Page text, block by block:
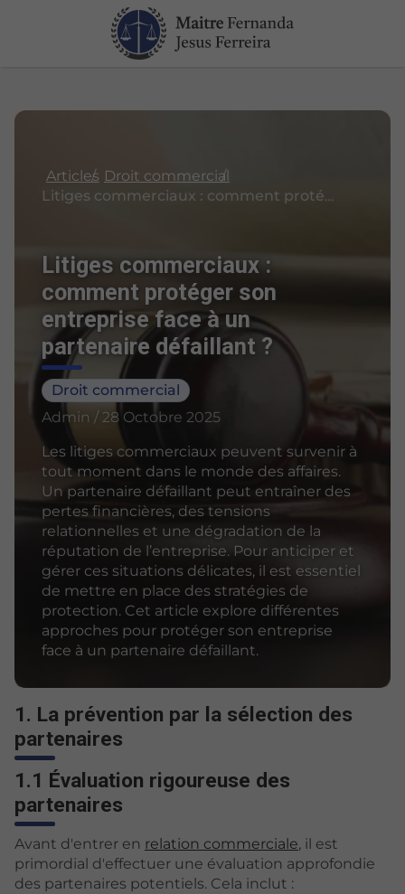
Articles Droit commercial
Litiges commerciaux : comment protéger son entreprise face à un partenaire défaillant ?
Litiges commerciaux :
comment protéger son
entreprise face à un
partenaire défaillant ?
Droit commercial
Admin / 28 Octobre 2025
Les litiges commerciaux peuvent survenir à
tout moment dans le monde des affaires.
Un partenaire défaillant peut entraîner des
pertes financières, des tensions
relationnelles et une dégradation de la
réputation de l’entreprise. Pour anticiper et
gérer ces situations délicates, il est essentiel
de mettre en place des stratégies de
protection. Cet article explore différentes
approches pour protéger son entreprise
face à un partenaire défaillant.
1. La prévention par la sélection des
partenaires
1.1 Évaluation rigoureuse des
partenaires
Avant d'entrer en relation commerciale, il est
primordial d'effectuer une évaluation approfondie
des partenaires potentiels. Cela inclut :